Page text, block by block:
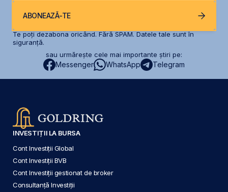
ABONEAZĂ-TE
Te poți dezabona oricând. Fără SPAM. Datele tale sunt în
siguranță.
sau urmărește cele mai importante știri pe:
Messenger WhatsApp Telegram
INVESTIȚII LA BURSA
Cont Investiții Global
Cont Investiții BVB
Cont Investiții gestionat de broker
Consultanță Investiții